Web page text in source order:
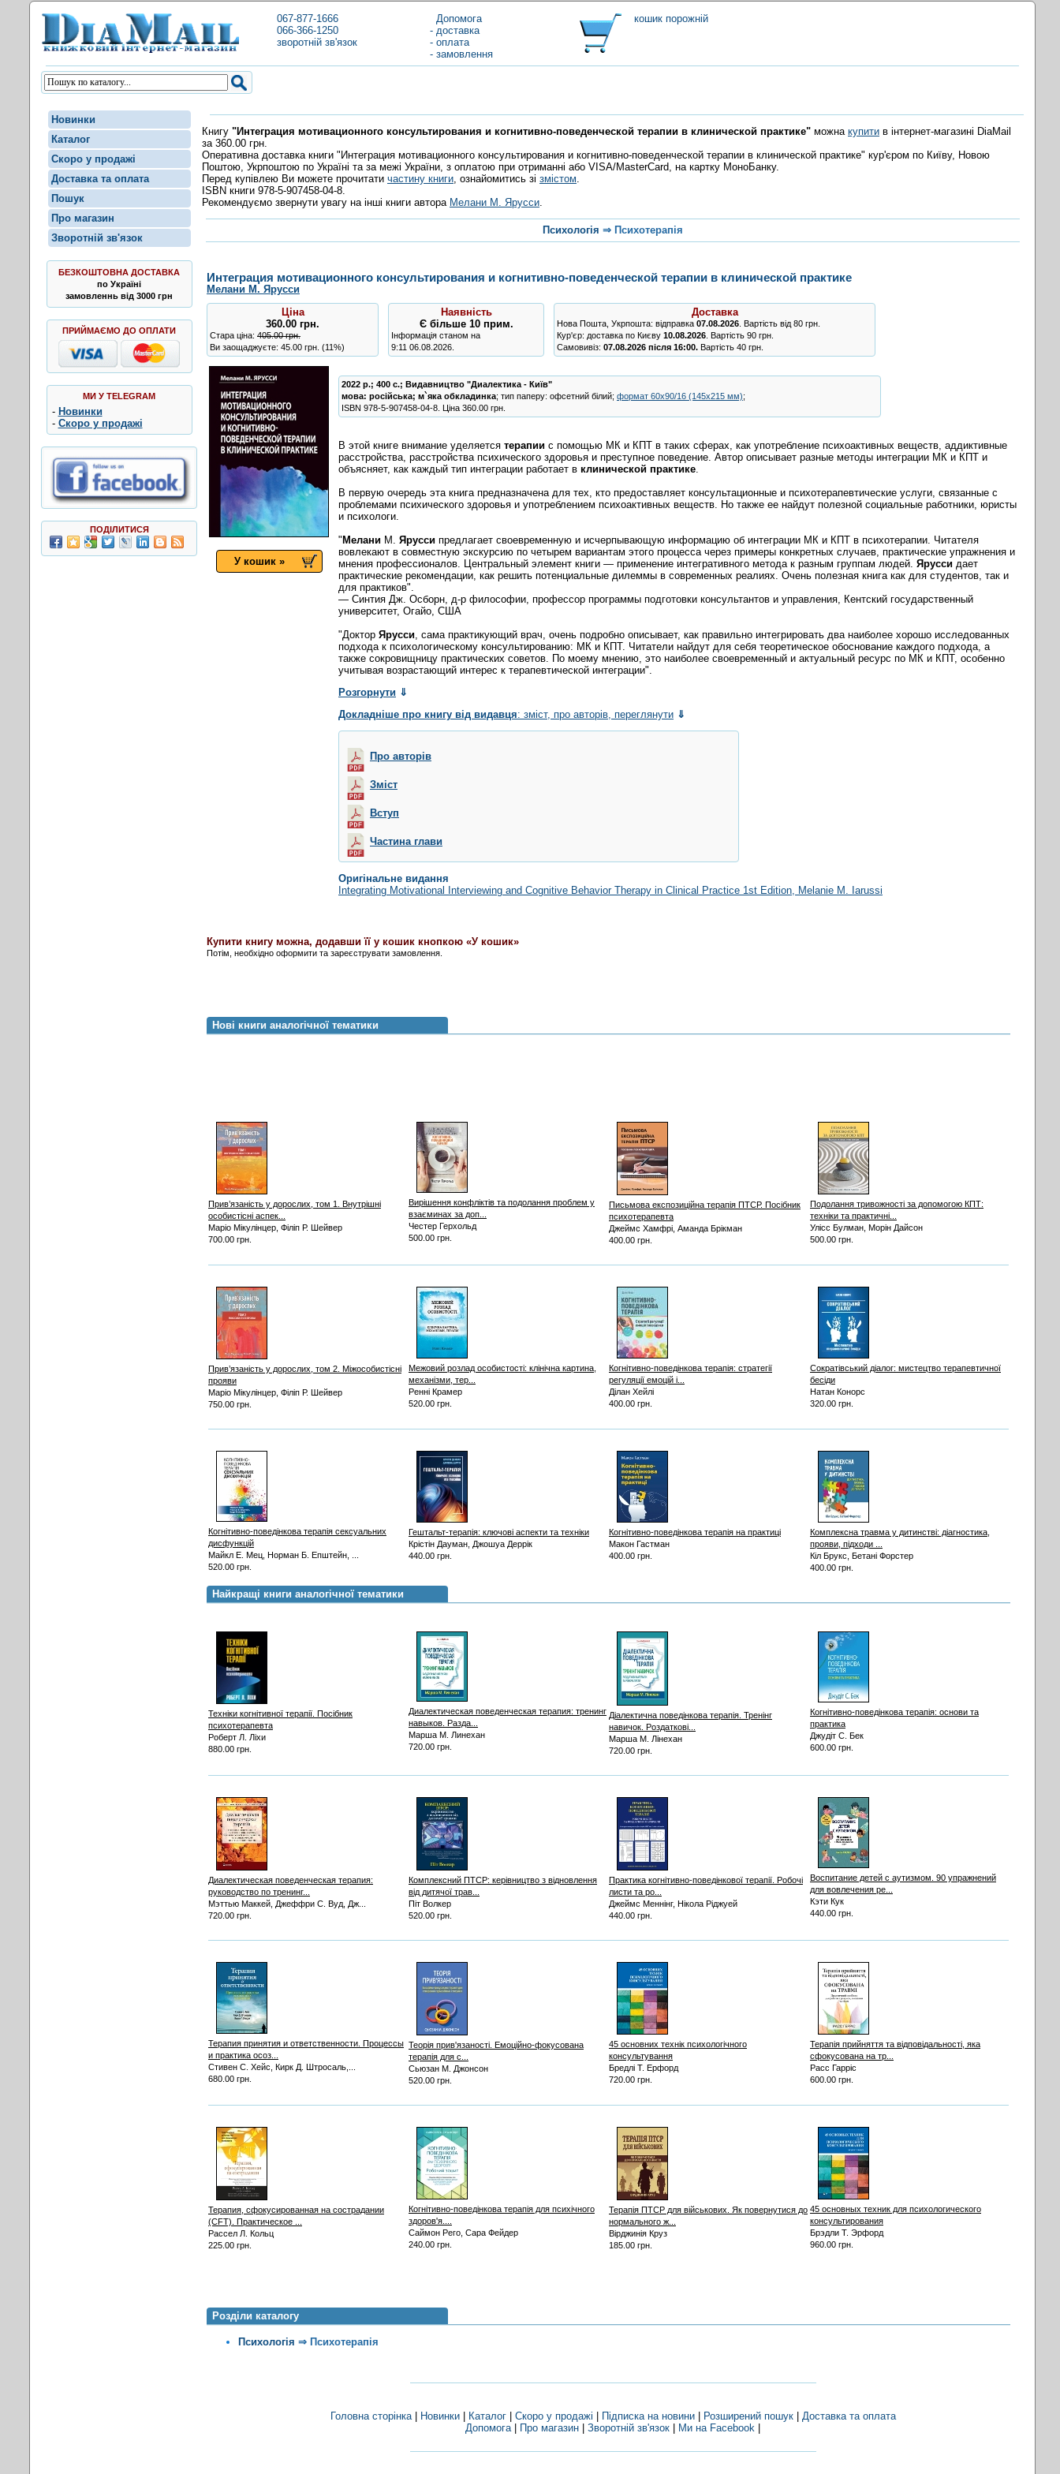
067-877-1666
066-366-1250
зворотній зв'язок
Допомога
- доставка
- оплата
- замовлення
кошик порожній
Новинки
Каталог
Скоро у продажі
Доставка та оплата
Пошук
Про магазин
Зворотній зв'язок
БЕЗКОШТОВНА ДОСТАВКА
по Україні
замовленнь від 3000 грн
ПРИЙМАЄМО ДО ОПЛАТИ
МИ У TELEGRAM
- Новинки
- Скоро у продажі
ПОДІЛИТИСЯ
Книгу "Интеграция мотивационного консультирования и когнитивно-поведенческой терапии в клинической практике" можна купити в інтернет-магазині DiaMail
за 360.00 грн.
Оперативна доставка книги "Интеграция мотивационного консультирования и когнитивно-поведенческой терапии в клинической практике" кур'єром по Київу, Новою
Поштою, Укрпоштою по Україні та за межі України, з оплатою при отриманні або VISA/MasterCard, на картку МоноБанку.
Перед купівлею Ви можете прочитати частину книги , ознайомитись зі змістом
ISBN книги 978-5-907458-04-8.
Рекомендуємо звернути увагу на інші книги автора Мелани М. Ярусси
Психологія ⇒ Психотерапія
Интеграция мотивационного консультирования и когнитивно-поведенческой терапии в клинической практике
Мелани М. Ярусси
Ціна
360.00 грн.
Стара ціна: 405.00 грн.
Ви заощаджуєте: 45.00 грн. (11%)
Наявність
Є більше 10 прим.
Інформація станом на
9:11 06.08.2026.
Доставка
Нова Пошта, Укрпошта: відправка 07.08.2026 . Вартість від 80 грн.
Кур'єр: доставка по Києву 10.08.2026 . Вартість 90 грн.
Самовивіз: 07.08.2026 після 16:00. Вартість 40 грн.
У кошик »
2022 р.; 400 с.; Видавництво "Диалектика - Київ"
мова: російська; м`яка обкладинка; тип паперу: офсетний білий; формат 60х90/16 (145х215 мм);
ISBN 978-5-907458-04-8 Ціна 360.00 грн.
В этой книге внимание уделяется терапии с помощью МК и КПТ в таких сферах, как употребление психоактивных веществ, аддиктивные
расстройства, расстройства психического здоровья и преступное поведение. Автор описывает разные методы интеграции МК и КПТ и
объясняет, как каждый тип интеграции работает в клинической практике.
В первую очередь эта книга предназначена для тех, кто предоставляет консультационные и психотерапевтические услуги, связанные с
проблемами психического здоровья и употреблением психоактивных веществ. Но также ее найдут полезной социальные работники, юристы
и психологи.
" Мелани М. Ярусси предлагает своевременную и исчерпывающую информацию об интеграции МК и КПТ в психотерапии. Читателя
вовлекают в совместную экскурсию по четырем вариантам этого процесса через примеры конкретных случаев, практические упражнения и
мнения профессионалов. Центральный элемент книги — применение интегративного метода к разным группам людей. Ярусси дает
практические рекомендации, как решить потенциальные дилеммы в современных реалиях. Очень полезная книга как для студентов, так и
для практиков".
— Синтия Дж. Осборн, д-р философии, профессор программы подготовки консультантов и управления, Кентский государственный
университет, Огайо, США
"Доктор Ярусси, сама практикующий врач, очень подробно описывает, как правильно интегрировать два наиболее хорошо исследованных
подхода к психологическому консультированию: МК и КПТ. Читатели найдут для себя теоретическое обоснование каждого подхода, а
также сокровищницу практических советов. По моему мнению, это наиболее своевременный и актуальный ресурс по МК и КПТ, особенно
учитывая возрастающий интерес к терапевтической интеграции".
Розгорнути ⇓
Докладніше про книгу від видавця: зміст, про авторів, переглянути ⇓
Про авторів
Зміст
Вступ
Частина глави
Оригінальне видання
Integrating Motivational Interviewing and Cognitive Behavior Therapy in Clinical Practice 1st Edition, Melanie M. Iarussi
Купити книгу можна, додавши її у кошик кнопкою «У кошик»
Потім, необхідно оформити та зареєструвати замовлення.
Нові книги аналогічної тематики
Прив’язаність у дорослих, том 1. Внутрішні
особистісні аспек...
Маріо Мікулінцер, Філіп Р. Шейвер
700.00 грн.
Вирішення конфліктів та подолання проблем у
взаєминах за доп...
Честер Герхольд
500.00 грн.
Письмова експозиційна терапія ПТСР. Посібник
психотерапевта
Джеймс Хамфрі, Аманда Брікман
400.00 грн.
Подолання тривожності за допомогою КПТ:
техніки та практичні...
Улісс Булман, Морін Дайсон
500.00 грн.
Прив’язаність у дорослих, том 2. Міжособистісні
прояви
Маріо Мікулінцер, Філіп Р. Шейвер
750.00 грн.
Межовий розлад особистості: клінічна картина,
механізми, тер...
Ренні Крамер
520.00 грн.
Когнітивно-поведінкова терапія: стратегії
регуляції емоцій і...
Ділан Хейлі
400.00 грн.
Сократівський діалог: мистецтво терапевтичної
бесіди
Натан Конорс
320.00 грн.
Когнітивно-поведінкова терапія сексуальних
дисфункцій
Майкл Е. Мец, Норман Б. Епштейн, ...
520.00 грн.
Гештальт-терапія: ключові аспекти та техніки
Крістін Дауман, Джошуа Деррік
440.00 грн.
Когнітивно-поведінкова терапія на практиці
Макон Гастман
400.00 грн.
Комплексна травма у дитинстві: діагностика,
прояви, підходи ...
Кіл Брукс, Бетані Форстер
400.00 грн.
Найкращі книги аналогічної тематики
Техніки когнітивної терапії. Посібник
психотерапевта
Роберт Л. Ліхи
880.00 грн.
Диалектическая поведенческая терапия: тренинг
навыков. Разда...
Марша М. Линехан
720.00 грн.
Діалектична поведінкова терапія. Тренінг
навичок. Роздаткові...
Марша М. Лінехан
720.00 грн.
Когнітивно-поведінкова терапія: основи та
практика
Джудіт С. Бек
600.00 грн.
Диалектическая поведенческая терапия:
руководство по тренинг...
Мэттью Маккей, Джеффри С. Вуд, Дж...
720.00 грн.
Комплексний ПТСР: керівництво з відновлення
від дитячої трав...
Піт Волкер
520.00 грн.
Практика когнітивно-поведінкової терапії. Робочі
листи та ро...
Джеймс Меннінг, Нікола Ріджуей
440.00 грн.
Воспитание детей с аутизмом. 90 упражнений
для вовлечения ре...
Кэти Кук
440.00 грн.
Терапия принятия и ответственности. Процессы
и практика осоз...
Стивен С. Хейс, Кирк Д. Штросаль,...
680.00 грн.
Теорія прив'язаності. Емоційно-фокусована
терапія для с...
Сьюзан М. Джонсон
520.00 грн.
45 основних технік психологічного
консультування
Бредлі Т. Ерфорд
720.00 грн.
Терапія прийняття та відповідальності, яка
сфокусована на тр...
Расс Гарріс
600.00 грн.
Терапия, сфокусированная на сострадании
(CFT). Практическое ...
Рассел Л. Кольц
225.00 грн.
Когнітивно-поведінкова терапія для психічного
здоров'я....
Саймон Рего, Сара Фейдер
240.00 грн.
Терапія ПТСР для військових. Як повернутися до
нормального ж...
Вірджинія Круз
185.00 грн.
45 основных техник для психологического
консультирования
Брэдли Т. Эрфорд
960.00 грн.
Розділи каталогу
Психологія ⇒ Психотерапія
Головна сторінка| Новинки| Каталог| Скоро у продажі Підписка на новини Розширений пошук| Доставка та оплата
Допомога| Про магазин Зворотній зв'язок Ми на Facebook